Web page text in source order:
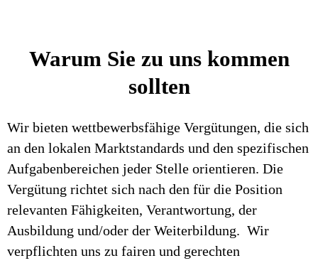
Warum Sie zu uns kommen
sollten
Wir bieten wettbewerbsfähige Vergütungen, die sich
an den lokalen Marktstandards und den spezifischen
Aufgabenbereichen jeder Stelle orientieren. Die
Vergütung richtet sich nach den für die Position
relevanten Fähigkeiten, Verantwortung, der
Ausbildung und/oder der Weiterbildung. Wir
verpflichten uns zu fairen und gerechten